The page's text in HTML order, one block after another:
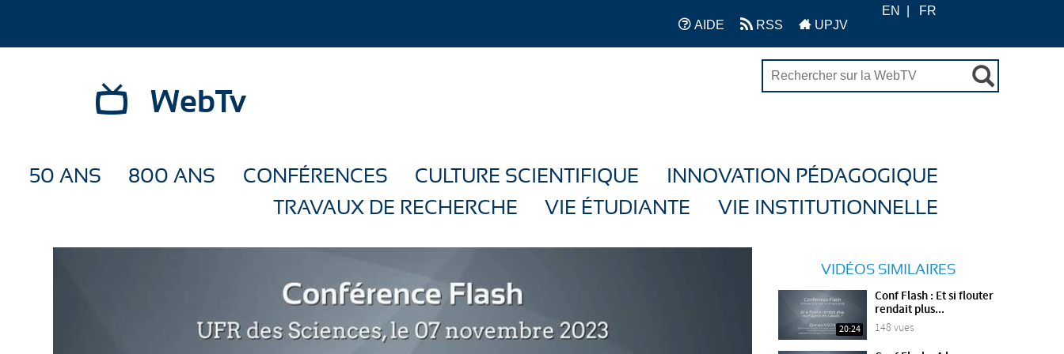
AIDE RSS UPJV
EN FR
WebTv
50 ANS 800 ANS CONFÉRENCES CULTURE SCIENTIFIQUE
INNOVATION PÉDAGOGIQUE
TRAVAUX DE RECHERCHE
VIE ÉTUDIANTE VIE INSTITUTIONNELLE
VIDÉOS SIMILAIRES
20:24
Conf Flash : Et si flouter
rendait plus...
148 vues